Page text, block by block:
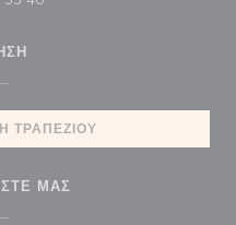
ΤΡΑΠΕΖΙΟΎ
ΜΑΣ